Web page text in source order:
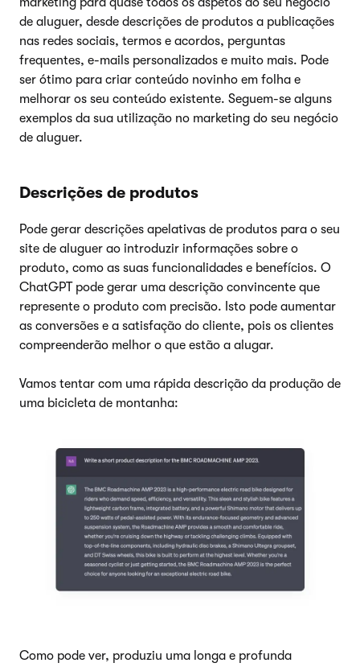
de aluguer, desde descrições de produtos a publicações
nas redes sociais, termos e acordos, perguntas
frequentes, e-mails personalizados e muito mais. Pode
ser ótimo para criar conteúdo novinho em folha e
melhorar os seu conteúdo existente. Seguem-se alguns
exemplos da sua utilização no marketing do seu negócio
de aluguer.
Descrições de produtos
Pode gerar descrições apelativas de produtos para o seu
site de aluguer ao introduzir informações sobre o
produto, como as suas funcionalidades e benefícios. O
ChatGPT pode gerar uma descrição convincente que
represente o produto com precisão. Isto pode aumentar
as conversões e a satisfação do cliente, pois os clientes
compreenderão melhor o que estão a alugar.
Vamos tentar com uma rápida descrição da produção de
uma bicicleta de montanha:
Como pode ver, produziu uma longa e profunda